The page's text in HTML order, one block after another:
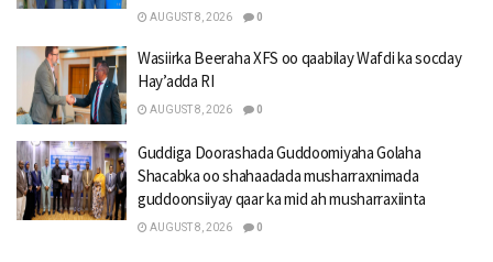
AUGUST 8, 2026 0
Wasiirka Beeraha XFS oo qaabilay Wafdi ka socday
Hay’adda RI
AUGUST 8, 2026 0
Guddiga Doorashada Guddoomiyaha Golaha
Shacabka oo shahaadada musharraxnimada
guddoonsiiyay qaar ka mid ah musharraxiinta
AUGUST 8, 2026 0